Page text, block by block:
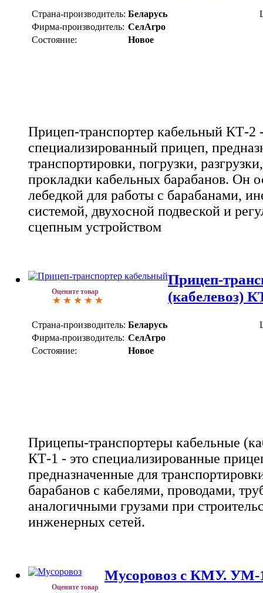
Страна-производитель: Беларусь
Фирма-производитель: СелАгро
Состояние:
Новое
Прицеп-транспортер кабельный КТ-2
специализированный прицеп,
транспортировки, погрузки,
прокладки кабельных барабанов. Он
лебедкой для работы с барабанами,
системой, двухосной подвеской и
сцепным устройством
Оцените товар
Прицеп-
(кабелевоз)
Страна-производитель: Беларусь
Фирма-производитель: СелАгро
Состояние:
Новое
Прицепы-транспортеры кабельные
КТ-1 - это специализированные
предназначенные для
барабанов с кабелями, проводами,
аналогичными грузами при
инженерных сетей.
Оцените товар
Мусоровоз с КМУ. УМ-